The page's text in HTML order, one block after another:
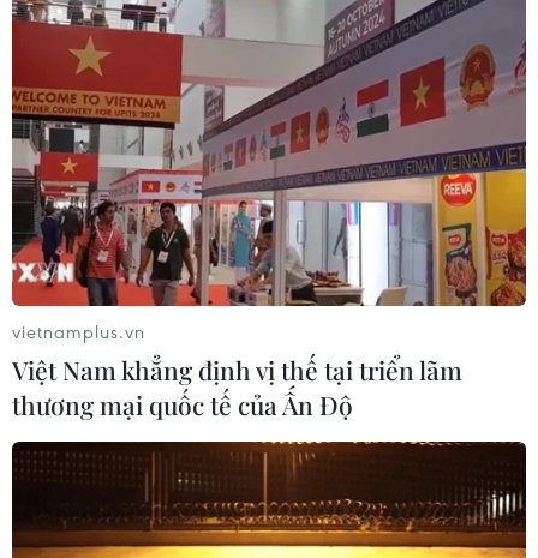
Mở 1 cửa xả đáy hồ thủy điện Hòa
Bình vào 16 giờ ngày 6/8
06/08/2026 06:28
Quảng Trị: Mùa mưa lũ cận kề,
thường trực nỗi lo bờ sông 'nuốt' đất
06/08/2026 05:14
Xem thêm
vietnamplus.vn
Việt Nam khẳng định vị thế tại triển lãm
thương mại quốc tế của Ấn Độ